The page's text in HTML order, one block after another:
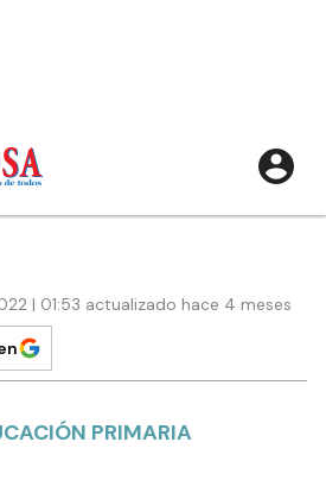
| 01:53 actualizado hace 4 meses
PRIMARIA